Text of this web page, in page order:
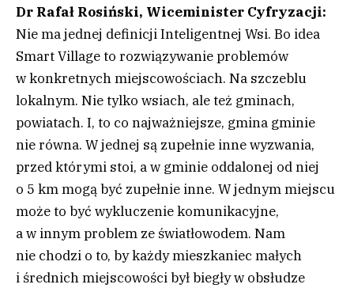
Dr Rafał Rosiński, Wiceminister Cyfryzacji:
Nie ma jednej definicji Inteligentnej Wsi. Bo idea
Smart Village to rozwiązywanie problemów
w konkretnych miejscowościach. Na szczeblu
lokalnym. Nie tylko wsiach, ale też gminach,
powiatach. I, to co najważniejsze, gmina gminie
nie równa. W jednej są zupełnie inne wyzwania,
przed którymi stoi, a w gminie oddalonej od niej
o 5 km mogą być zupełnie inne. W jednym miejscu
może to być wykluczenie komunikacyjne,
a w innym problem ze światłowodem. Nam
nie chodzi o to, by każdy mieszkaniec małych
i średnich miejscowości był biegły w obsłudze